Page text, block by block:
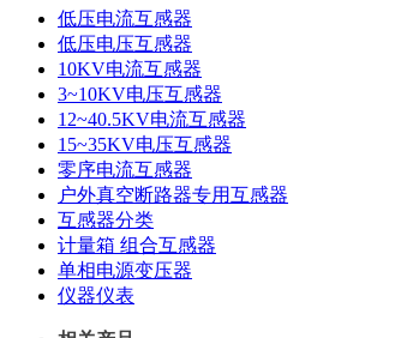
低压电流互感器
低压电压互感器
10KV电流互感器
3~10KV电压互感器
12~40.5KV电流互感器
15~35KV电压互感器
零序电流互感器
户外真空断路器专用互感器
互感器分类
计量箱 组合互感器
单相电源变压器
仪器仪表